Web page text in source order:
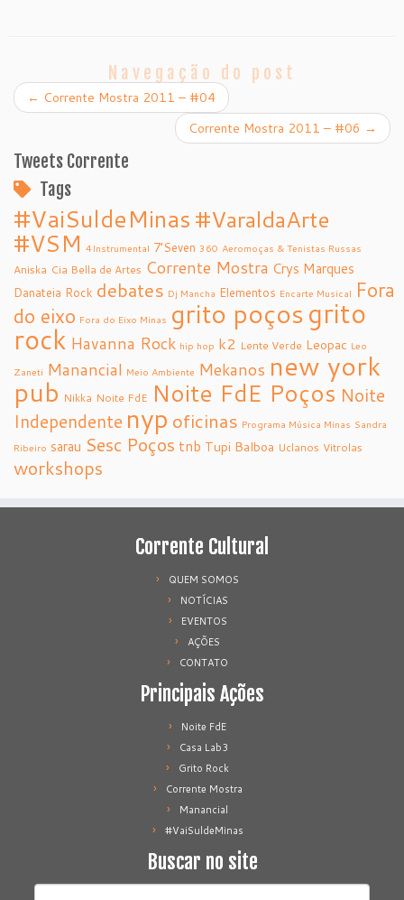
Navegação do post
← Corrente Mostra 2011 – #04
Corrente Mostra 2011 – #06 →
Tweets Corrente
Tags
#VaiSuldeMinas #VaraldaArte
#VSM 4Instrumental 7’Seven 360 Aeromoças & Tenistas Russas
Aniska Cia Bella de Artes Corrente Mostra Crys Marques
Danateia Rock debates Dj Mancha Elementos Encarte Musical Fora
do eixo Fora do Eixo Minas grito poçosgrito
rock Havanna Rock hip hop k2 Lente Verde Leopac Leo
Zaneti Manancial Meio Ambiente Mekanos new york
pub Nikka Noite FdE Noite FdE Poços Noite
Independente nyp oficinas Programa Música Minas Sandra
Ribeiro sarau Sesc Poços tnb Tupi Balboa Uclanos Vitrolas
workshops
Corrente Cultural
QUEM SOMOS
NOTÍCIAS
EVENTOS
AÇÕES
CONTATO
Principais Ações
Noite FdE
Casa Lab3
Grito Rock
Corrente Mostra
Manancial
#VaiSuldeMinas
Buscar no site